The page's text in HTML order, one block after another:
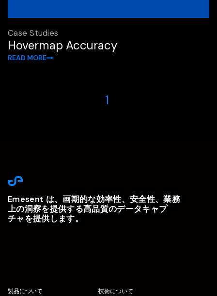
Case Studies
Hovermap Accuracy
READ MORE
1
Emesent は、画期的な効率性、安全性、業務
上の洞察を提供する高品質のデータキャプ
チャを提供します。
製品について 技術について